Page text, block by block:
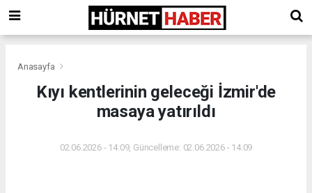
Anasayfa
Kıyı kentlerinin geleceği İzmir'de
masaya yatırıldı
02.06.2026 - 14:09, Güncelleme: 02.06.2026 - 14:09